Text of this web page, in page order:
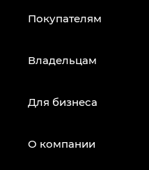
Покупателям
Владельцам
Для бизнеса
О компании